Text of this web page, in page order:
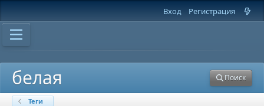
Вход Регистрация
белая Поиск
Теги